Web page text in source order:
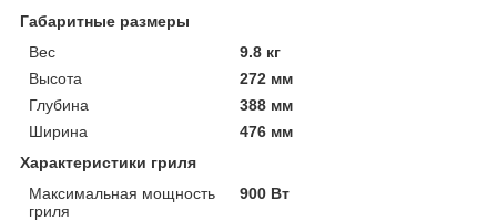
Габаритные размеры
Вес
9.8 кг
Высота
272 мм
Глубина
388 мм
Ширина
476 мм
Характеристики гриля
Максимальная мощность
гриля
900 Вт